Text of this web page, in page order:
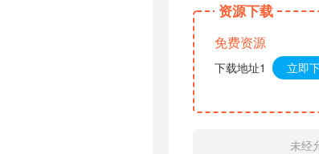
资源下载
免费资源
下载地址1 立即
未经